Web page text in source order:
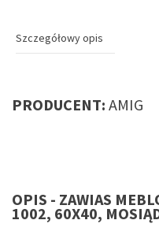
Szczegółowy opis
PRODUCENT: AMIG
OPIS - ZAWIAS
1002, 60X40,